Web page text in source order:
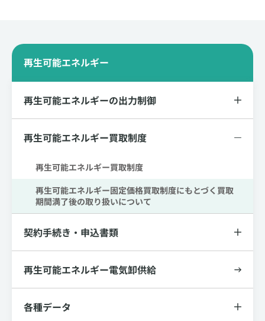
再生可能エネルギー
再生可能エネルギーの出力制御
再生可能エネルギー買取制度
再生可能エネルギー買取制度
再生可能エネルギー固定価格買取制度にもとづく買取
期間満了後の取り扱いについて
契約手続き・申込書類
再生可能エネルギー電気卸供給
各種データ